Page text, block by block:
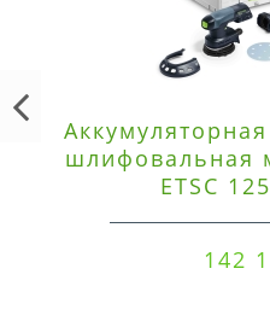
шлифовальная
ETSC
142